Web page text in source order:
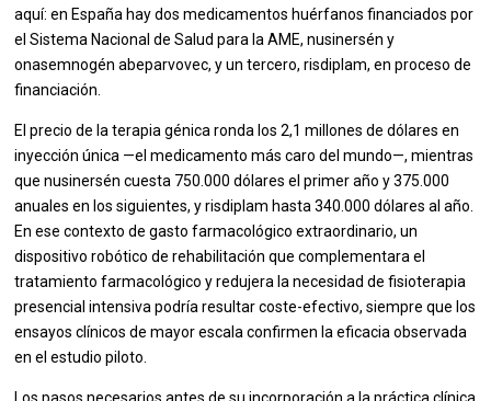
aquí: en España hay dos medicamentos huérfanos financiados por
el Sistema Nacional de Salud para la AME, nusinersén y
onasemnogén abeparvovec, y un tercero, risdiplam, en proceso de
financiación.
El precio de la terapia génica ronda los 2,1 millones de dólares en
inyección única —el medicamento más caro del mundo—, mientras
que nusinersén cuesta 750.000 dólares el primer año y 375.000
anuales en los siguientes, y risdiplam hasta 340.000 dólares al año.
En ese contexto de gasto farmacológico extraordinario, un
dispositivo robótico de rehabilitación que complementara el
tratamiento farmacológico y redujera la necesidad de fisioterapia
presencial intensiva podría resultar coste-efectivo, siempre que los
ensayos clínicos de mayor escala confirmen la eficacia observada
en el estudio piloto.